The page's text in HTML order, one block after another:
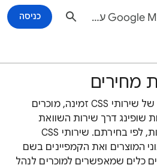
Google Merchant Center עזרה כניסה
מחירים
במדינות שבהן התוכנית של שירותי CSS זמינה, מוכרים
שופינג דרך שירות השוואת
מחירים (CSS) אחד לפחות, לפי בחירתם. שירותי CSS
המוצרים ואת הקמפיינים בשם
כלים שמאפשרים למוכרים לנהל